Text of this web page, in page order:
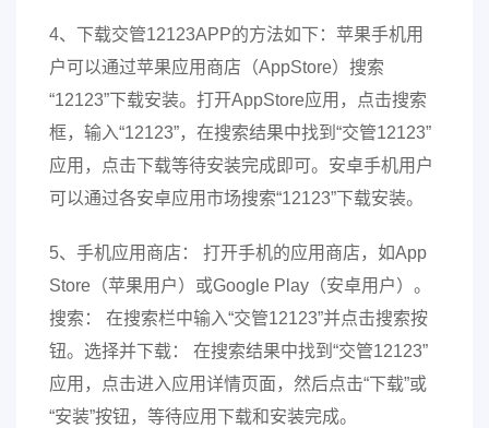
4、下载交管12123APP的方法如下：苹果手机用
户可以通过苹果应用商店（AppStore）搜索
“12123”下载安装。打开AppStore应用，点击搜索
框，输入“12123”，在搜索结果中找到“交管12123”
应用，点击下载等待安装完成即可。安卓手机用户
可以通过各安卓应用市场搜索“12123”下载安装。
5、手机应用商店： 打开手机的应用商店，如App
Store（苹果用户）或Google Play（安卓用户）。
搜索： 在搜索栏中输入“交管12123”并点击搜索按
钮。选择并下载： 在搜索结果中找到“交管12123”
应用，点击进入应用详情页面，然后点击“下载”或
“安装”按钮，等待应用下载和安装完成。